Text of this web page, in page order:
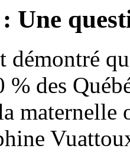
Une
démontré
% des